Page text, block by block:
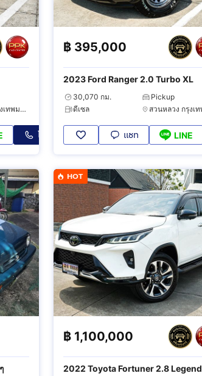
สวนหลวง กรุงเทพมหานคร
โทร
฿ 395,000
2023 Ford Ranger 2.0 Turbo XL
30,070 กม.
Pickup
ดีเซล
แชท LINE
HOT
฿ 1,100,000
2022 Toyota Fortuner 2.8